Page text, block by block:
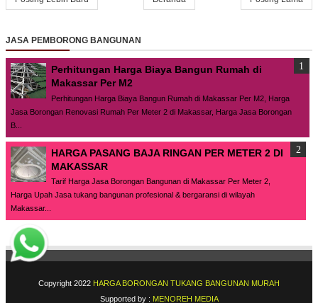
JASA PEMBORONG BANGUNAN
Perhitungan Harga Biaya Bangun Rumah di
Makassar Per M2
Perhitungan Harga Biaya Bangun Rumah di Makassar Per M2, Harga
Jasa Borongan Renovasi Rumah Per Meter 2 di Makassar, Harga Jasa Borongan
B...
HARGA PASANG BAJA RINGAN PER METER 2 DI
MAKASSAR
Tarif Harga Jasa Borongan Bangunan di Makassar Per Meter 2,
Harga Upah Jasa tukang bangunan profesional & bergaransi di wilayah
Makassar...
Copyright 2022 HARGA BORONGAN TUKANG BANGUNAN MURAH
Supported by : MENOREH MEDIA